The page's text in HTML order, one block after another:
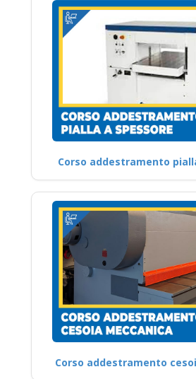
Corso addestramento
Corso addestramento